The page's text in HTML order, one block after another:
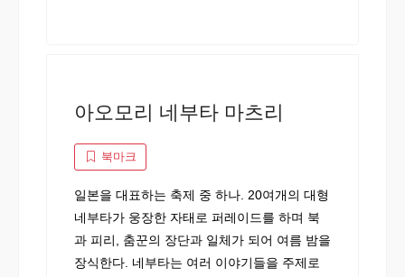
아오모리 네부타 마츠리
북마크
일본을 대표하는 축제 중 하나. 20여개의 대형
네부타가 웅장한 자태로 퍼레이드를 하며 북
과 피리, 춤꾼의 장단과 일체가 되어 여름 밤을
장식한다. 네부타는 여러 이야기들을 주제로